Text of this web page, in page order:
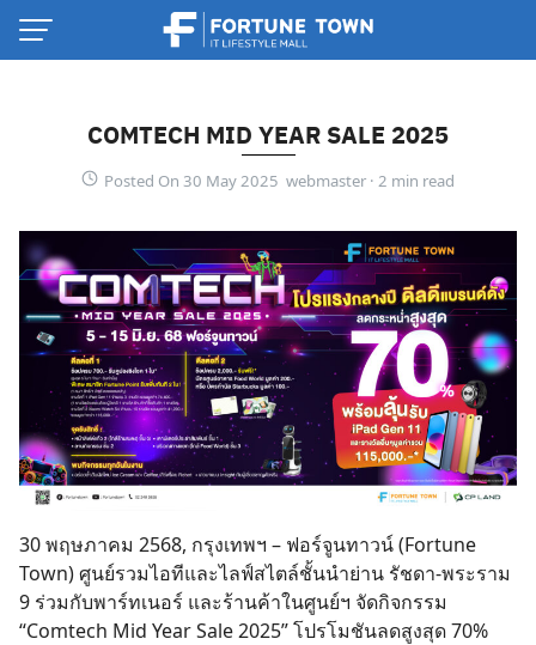
Skip
Thai
English
COMTECH MID YEAR SALE 2025
Posted On 30 May 2025 webmaster ·
30 พฤษภาคม 2568, กรุงเทพฯ – ฟอร์จูนทาวน์ (Fortune
Town) ศูนย์รวมไอทีและไลฟ์สไตล์ชั้นนำย่าน รัชดา-พระราม
9 ร่วมกับพาร์ทเนอร์ และร้านค้าในศูนย์ฯ จัดกิจกรรม
“Comtech Mid Year Sale 2025” โปรโมชันลดสูงสุด 70%